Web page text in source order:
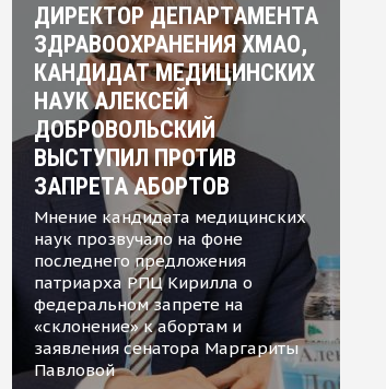
ДИРЕКТОР ДЕПАРТАМЕНТА
ЗДРАВООХРАНЕНИЯ ХМАО,
КАНДИДАТ МЕДИЦИНСКИХ
НАУК АЛЕКСЕЙ
ДОБРОВОЛЬСКИЙ
ВЫСТУПИЛ ПРОТИВ
ЗАПРЕТА АБОРТОВ
Мнение кандидата медицинских
наук прозвучало на фоне
последнего предложения
патриарха РПЦ Кирилла о
федеральном запрете на
«склонение» к абортам и
заявления сенатора Маргариты
Павловой